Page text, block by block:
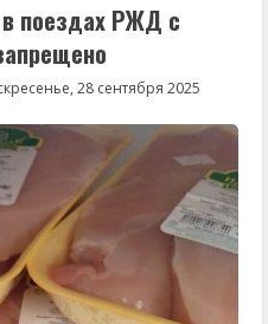
поездах РЖД с
28 сентября 2025